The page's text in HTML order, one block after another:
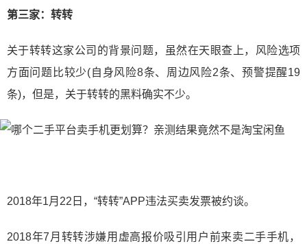
第三家：转转
关于转转这家公司的背景问题，虽然在天眼查上，风险选项
方面问题比较少(自身风险8条、周边风险2条、预警提醒19
条)，但是，关于转转的黑料确实不少。
2018年1月22日，“转转”APP违法买卖发票被约谈。
2018年7月转转涉嫌用虚高报价吸引用户前来卖二手手机，